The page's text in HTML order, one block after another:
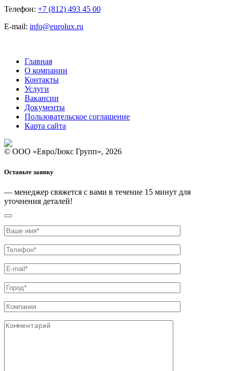
Телефон: +7 (812) 493 45 00
E-mail: info@eurolux.ru
Главная
О компании
Контакты
Услуги
Вакансии
Документы
Пользовательское соглашение
Карта сайта
© ООО «ЕвроЛюкс Групп», 2026
Оставьте заявку
— менеджер свяжется с вами в течение 15 минут для
уточнения деталей!